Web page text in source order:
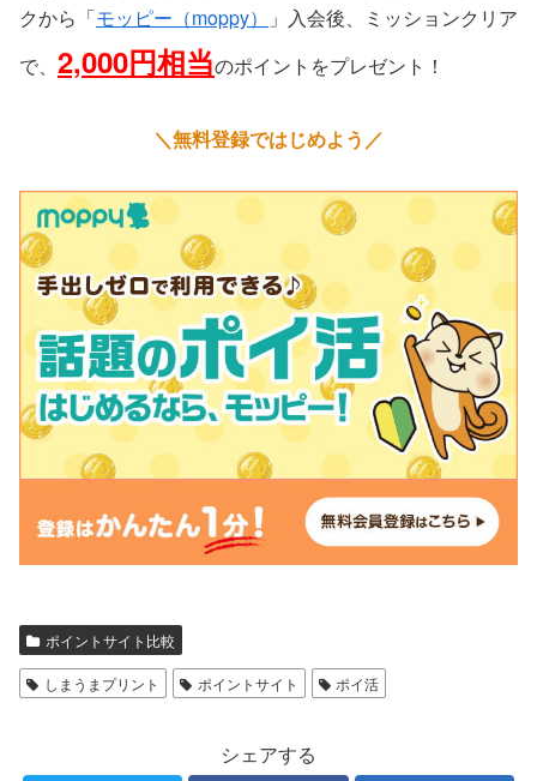
クから「モッピー（moppy）
」入会後、ミッションクリア
で、 2,000円相当のポイントをプレゼント！
＼無料登録ではじめよう／
ポイントサイト比較
しまうまプリント ポイントサイト ポイ活
シェアする